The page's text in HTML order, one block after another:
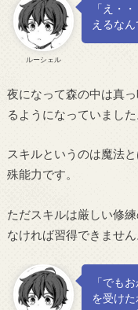
ルーシェル
「え・
えるな
夜になって森の中は真
るようになっていました
スキルというのは魔法
殊能力です。
ただスキルは厳しい修
なければ習得できません
「でも
を受け